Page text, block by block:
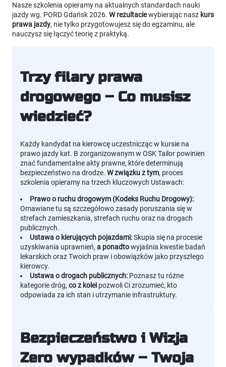
Nasze szkolenia opieramy na aktualnych standardach nauki
jazdy wg. PORD Gdańsk 2026. W rezultaciewybierając nasz kurs
prawa jazdy, nie tylko przygotowujesz się do egzaminu, ale
nauczysz się łączyć teorię z praktyką.
Trzy filary prawa
drogowego – Co musisz
wiedzieć?
Każdy kandydat na kierowcę uczestnicząc w kursie na
prawo jazdy kat. B zorganizowanym w OSK Tailor powinien
znać fundamentalne akty prawne, które determinują
bezpieczeństwo na drodze. W związku z tym, proces
szkolenia opieramy na trzech kluczowych Ustawach:
Prawo o ruchu drogowym (Kodeks Ruchu Drogowy):
Omawiane tu są szczegółowo zasady poruszania się w
strefach zamieszkania, strefach ruchu oraz na drogach
publicznych.
Ustawa o kierujących pojazdami:Skupia się na procesie
uzyskiwania uprawnień, a ponadtowyjaśnia kwestie badań
lekarskich oraz Twoich praw i obowiązków jako przyszłego
kierowcy.
Ustawa o drogach publicznych: Poznasz tu różne
kategorie dróg, co z kolei pozwoli Ci zrozumieć, kto
odpowiada za ich stan i utrzymanie infrastruktury.
Bezpieczeństwo i Wizja
Zero wypadków – Twoja